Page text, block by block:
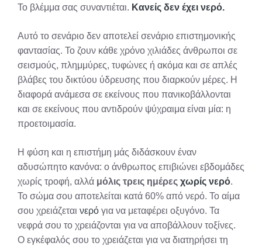
Το βλέμμα σας συναντιέται. Κανείς δεν έχει νερό.
Αυτό το σενάριο δεν αποτελεί σενάριο επιστημονικής
φαντασίας. Το ζουν κάθε χρόνο χιλιάδες άνθρωποι σε
σεισμούς, πλημμύρες, τυφώνες ή ακόμα και σε απλές
βλάβες του δικτύου ύδρευσης που διαρκούν μέρες. Η
διαφορά ανάμεσα σε εκείνους που πανικοβάλλονται
και σε εκείνους που αντιδρούν ψύχραιμα είναι μία: η
προετοιμασία.
Η φύση και η επιστήμη μάς διδάσκουν έναν
αδυσώπητο κανόνα: ο άνθρωπος επιβιώνει εβδομάδες
χωρίς τροφή, αλλά μόλις τρεις ημέρες χωρίς νερό.
Το σώμα σου αποτελείται κατά 60% από νερό. Το αίμα
σου χρειάζεται νερό για να μεταφέρει οξυγόνο. Τα
νεφρά σου το χρειάζονται για να αποβάλλουν τοξίνες.
Ο εγκέφαλός σου το χρειάζεται για να διατηρήσει τη